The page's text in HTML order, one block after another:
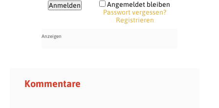
Angemeldet bleiben
Passwort vergessen?
Registrieren
Kommentare